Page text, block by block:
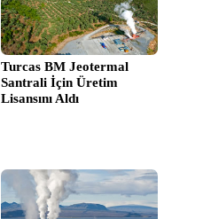
Turcas BM Jeotermal
Santrali İçin Üretim
Lisansını Aldı